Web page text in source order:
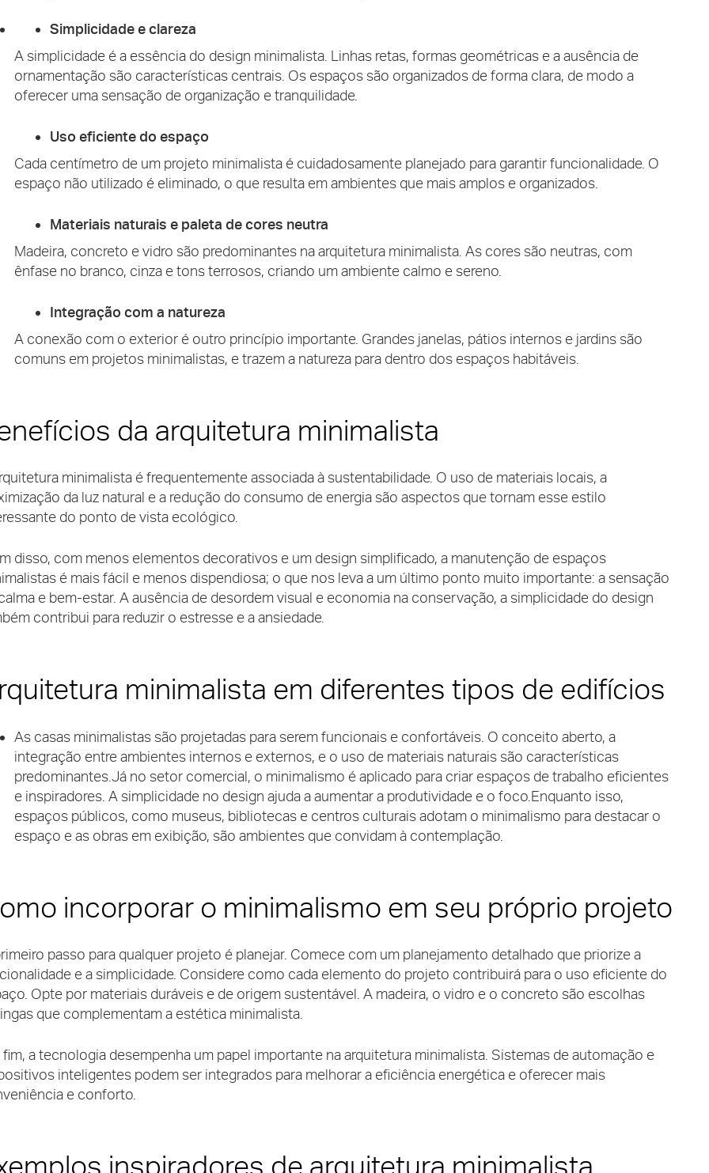
Simplicidade e clareza
A simplicidade é a essência do design minimalista. Linhas retas, formas geométricas e a ausência de
ornamentação são características centrais. Os espaços são organizados de forma clara, de modo a
oferecer uma sensação de organização e tranquilidade.
Uso eficiente do espaço
Cada centímetro de um projeto minimalista é cuidadosamente planejado para garantir funcionalidade. O
espaço não utilizado é eliminado, o que resulta em ambientes que mais amplos e organizados.
Materiais naturais e paleta de cores neutra
Madeira, concreto e vidro são predominantes na arquitetura minimalista. As cores são neutras, com
ênfase no branco, cinza e tons terrosos, criando um ambiente calmo e sereno.
Integração com a natureza
A conexão com o exterior é outro princípio importante. Grandes janelas, pátios internos e jardins são
comuns em projetos minimalistas, e trazem a natureza para dentro dos espaços habitáveis.
da arquitetura minimalista
minimalista é frequentemente associada à sustentabilidade. O uso de materiais locais, a
da luz natural e a redução do consumo de energia são aspectos que tornam esse estilo
do ponto de vista ecológico.
disso, com menos elementos decorativos e um design simplificado, a manutenção de espaços
é mais fácil e menos dispendiosa; o que nos leva a um último ponto muito importante: a sensação
e bem-estar. A ausência de desordem visual e economia na conservação, a simplicidade do design
contribui para reduzir o estresse e a ansiedade.
minimalista em diferentes tipos de edifícios
As casas minimalistas são projetadas para serem funcionais e confortáveis. O conceito aberto, a
integração entre ambientes internos e externos, e o uso de materiais naturais são características
predominantes.Já no setor comercial, o minimalismo é aplicado para criar espaços de trabalho eficientes
e inspiradores. A simplicidade no design ajuda a aumentar a produtividade e o foco. Enquanto isso,
espaços públicos, como museus, bibliotecas e centros culturais adotam o minimalismo para destacar o
espaço e as obras em exibição, são ambientes que convidam à contemplação.
incorporar o minimalismo em seu próprio projeto
passo para qualquer projeto é planejar. Comece com um planejamento detalhado que priorize a
e a simplicidade. Considere como cada elemento do projeto contribuirá para o uso eficiente do
Opte por materiais duráveis e de origem sustentável. A madeira, o vidro e o concreto são escolhas
que complementam a estética minimalista.
fim, a tecnologia desempenha um papel importante na arquitetura minimalista. Sistemas de automação e
inteligentes podem ser integrados para melhorar a eficiência energética e oferecer mais
e conforto.